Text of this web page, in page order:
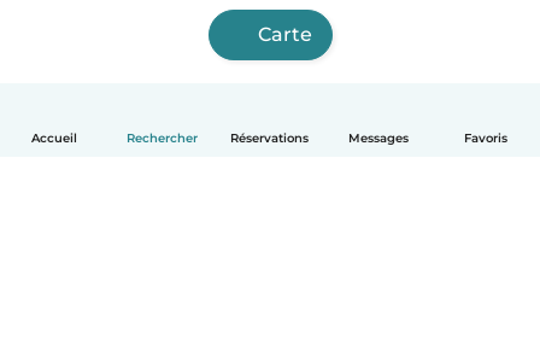
Accueil Rechercher Réservations Messages Favoris
Carte